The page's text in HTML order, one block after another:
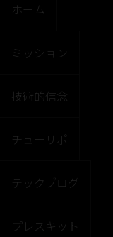
ホーム
ミッション
技術的信念
チューリポ
テックブログ
プレスキット